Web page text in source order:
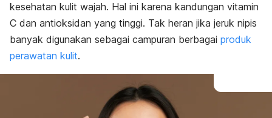
kesehatan kulit wajah. Hal ini karena kandungan vitamin
C dan antioksidan yang tinggi. Tak heran jika jeruk nipis
banyak digunakan sebagai campuran berbagai produk
perawatan kulit.